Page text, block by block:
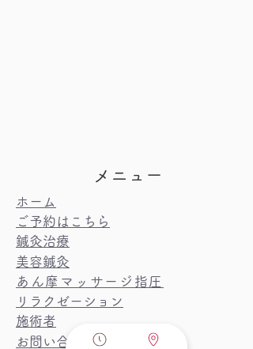
メニュー
​ホーム
​ご予約はこちら
鍼灸治療
美容鍼灸
あん摩マッサージ指圧​
リラクゼーション
​施術者
お問い合わせ